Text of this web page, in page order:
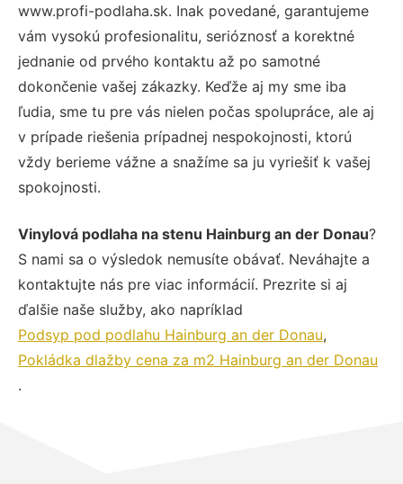
www.profi-podlaha.sk. Inak povedané, garantujeme
vám vysokú profesionalitu, serióznosť a korektné
jednanie od prvého kontaktu až po samotné
dokončenie vašej zákazky. Keďže aj my sme iba
ľudia, sme tu pre vás nielen počas spolupráce, ale aj
v prípade riešenia prípadnej nespokojnosti, ktorú
vždy berieme vážne a snažíme sa ju vyriešiť k vašej
spokojnosti.
Vinylová podlaha na stenu Hainburg an der Donau?
S nami sa o výsledok nemusíte obávať. Neváhajte a
kontaktujte nás pre viac informácií. Prezrite si aj
ďalšie naše služby, ako napríklad
Podsyp pod podlahu Hainburg an der Donau,
Pokládka dlažby cena za m2 Hainburg an der Donau
.